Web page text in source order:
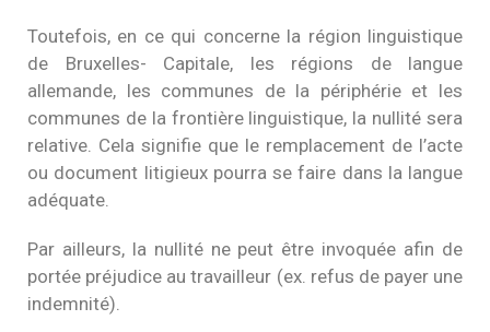
Toutefois, en ce qui concerne la région linguistique
de Bruxelles- Capitale, les régions de langue
allemande, les communes de la périphérie et les
communes de la frontière linguistique, la nullité sera
relative. Cela signifie que le remplacement de l’acte
ou document litigieux pourra se faire dans la langue
adéquate.
Par ailleurs, la nullité ne peut être invoquée afin de
portée préjudice au travailleur (ex. refus de payer une
indemnité).